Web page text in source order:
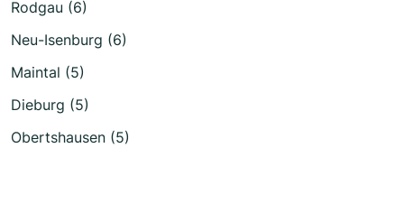
Rodgau (6)
Neu-Isenburg (6)
Maintal (5)
Dieburg (5)
Obertshausen (5)